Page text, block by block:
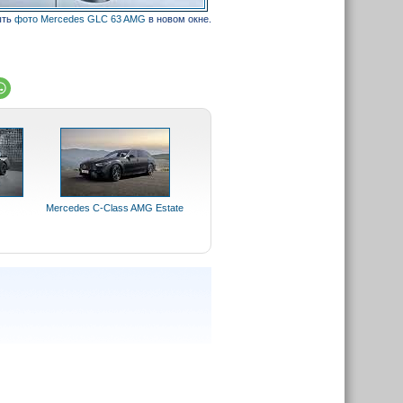
фото Mercedes GLC 63 AMG в новом окне.
Mercedes C-Class AMG Estate